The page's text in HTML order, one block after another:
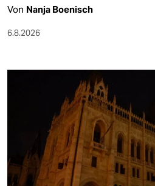
Von Nanja Boenisch
6.8.2026